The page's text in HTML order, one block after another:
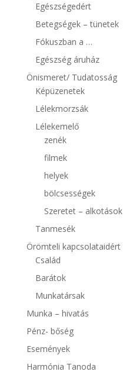
Egészségedért
Betegségek – tünetek
Fókuszban a …
Egészség áruház
Önismeret/ Tudatosság
Képüzenetek
Lélekmorzsák
Lélekemelő
zenék
filmek
helyek
bölcsességek
Szeretet – alkotások
Tanmesék
Örömteli kapcsolataidért
Család
Barátok
Munkatársak
Munka – hivatás
Pénz- bőség
Események
Harmónia Tanoda